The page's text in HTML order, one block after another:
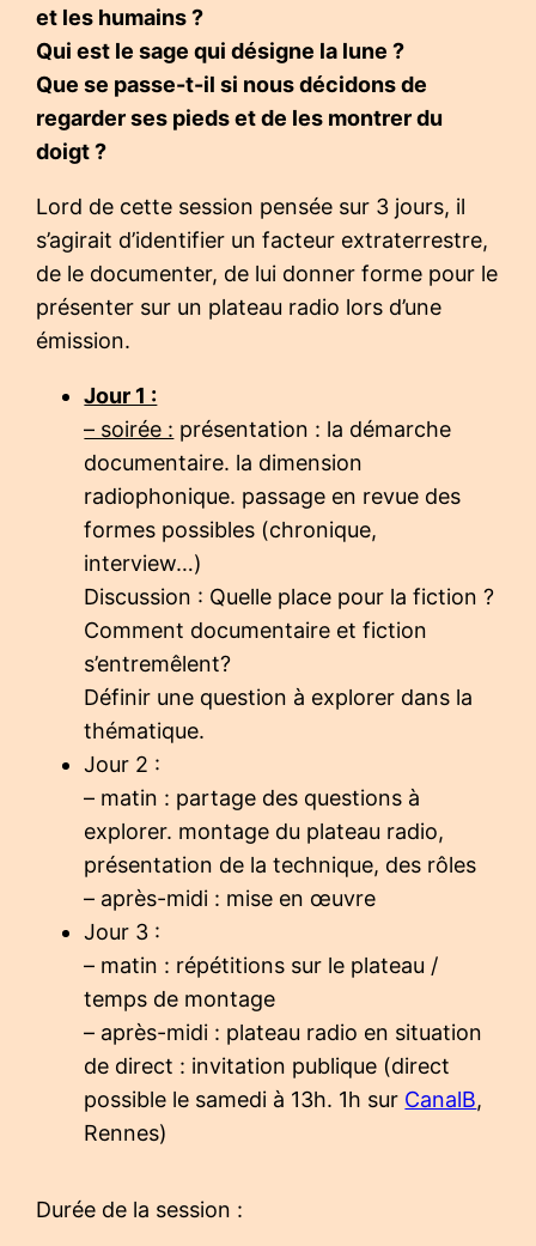
et les humains ?
Qui est le sage qui désigne la lune ?
Que se passe-t-il si nous décidonsde
regarder ses pieds et de les montrer du
doigt ?
Lord de cette session pensée sur 3 jours, il
s’agirait d’identifier un facteur extraterrestre,
de le documenter, de lui donner forme pour le
présenter sur un plateau radio lors d’une
émission.
Jour 1 :
– soirée : présentation : la démarche
documentaire. la dimension
radiophonique. passage en revue des
formes possibles (chronique,
interview…)
Discussion : Quelle place pour la fiction ?
Comment documentaire et fiction
s’entremêlent?
Définir une question à explorer dans la
thématique.
Jour 2 :
– matin : partage des questions à
explorer. montage du plateau radio,
présentation de la technique, des rôles
– après-midi : mise en œuvre
Jour 3 :
– matin : répétitions sur le plateau /
temps de montage
– après-midi : plateau radio en situation
de direct : invitation publique (direct
possible le samedi à 13h. 1h sur CanalB,
Rennes)
Durée de la session :